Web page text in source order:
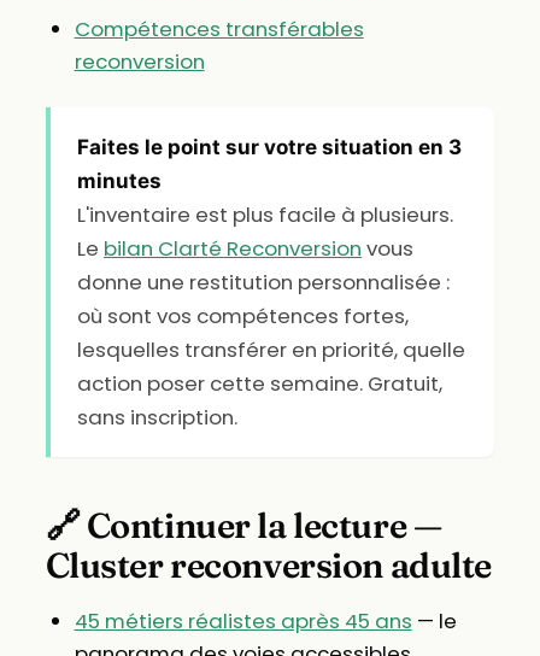
Compétences transférables
reconversion
Faites le point sur votre situation en 3
minutes
L'inventaire est plus facile à plusieurs.
Le bilan Clarté Reconversion vous
donne une restitution personnalisée :
où sont vos compétences fortes,
lesquelles transférer en priorité, quelle
action poser cette semaine. Gratuit,
sans inscription.
🔗 Continuer la lecture —
Cluster reconversion adulte
45 métiers réalistes après 45 ans — le